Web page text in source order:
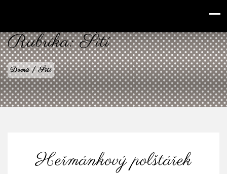
Rubrika:Šití
Domů|Šití
Heřmánkový polštářek